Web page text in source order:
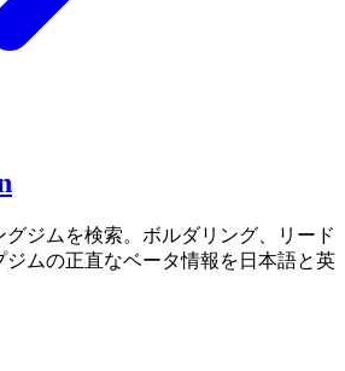
グジムを検索。ボルダリング、リード
ジムの正直なベータ情報を日本語と英